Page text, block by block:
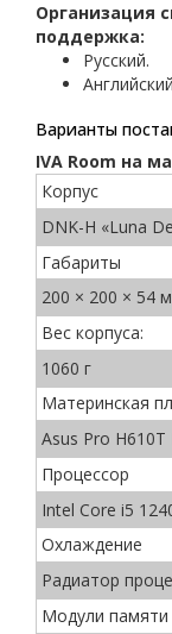
Организация
поддержка:
Русский.
Варианты
IVA Room на
Корпус
DNK-H «Luna
Габариты
200 × 200 × 54
Вес корпуса:
1060 г
Материнская
Asus Pro H610T
Процессор
Intel Core i5
Охлаждение
Радиатор
Модули памяти